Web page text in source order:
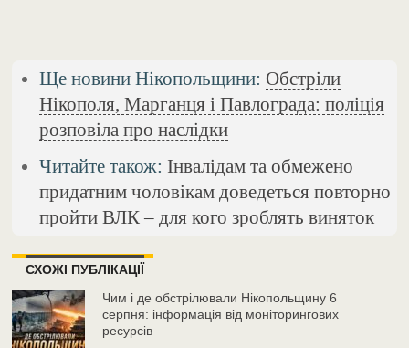
Ще новини Нікопольщини: Обстріли
Нікополя, Марганця і Павлограда: поліція
розповіла про наслідки
Читайте також:Інвалідам та обмежено
придатним чоловікам доведеться повторно
пройти ВЛК – для кого зроблять виняток
СХОЖІ ПУБЛІКАЦІЇ
Чим і де обстрілювали Нікопольщину 6
серпня: інформація від моніторингових
ресурсів